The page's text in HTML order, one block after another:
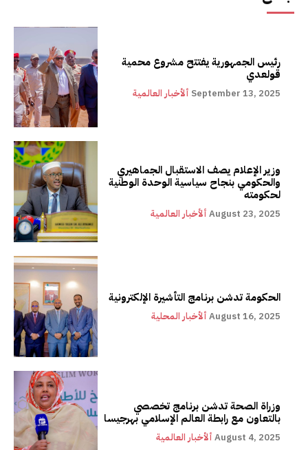
رئيس الجمهورية يفتتح مشروع محمية
قولعدي
ألأخبار العالمية September 13, 2025
وزير الإعلام يصف الاستقبال الجماهيري
والحكومي بنجاح سياسية الوحدة الوطنية
لحكومته
ألأخبار العالمية August 23, 2025
الحكومة تدشن برنامج التأشيرة الإلكترونية
ألأخبار المحلية August 16, 2025
وزراة الصحة تدشن برنامج تخصصي
بالتعاون مع رابطة العالم الإسلامي بهرجيسا
ألأخبار العالمية August 4, 2025